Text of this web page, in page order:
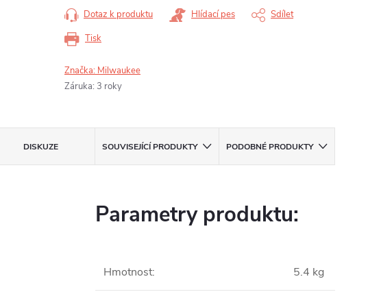
Tisk
Dotaz k produktu Hlídací pes Sdílet
Značka: Milwaukee
Záruka: 3 roky
DISKUZE SOUVISEJÍCÍ PRODUKTY PODOBNÉ PRODUKTY
Parametry produktu:
Hmotnost: 5.4 kg